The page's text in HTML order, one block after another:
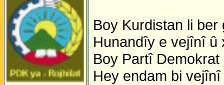
Boy Kurdistan li ber
Hunandîy e vejînî û
Boy Partî
Hey endam bi